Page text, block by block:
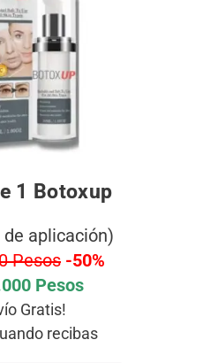
1 Botoxup
aplicación)
Pesos -50%
Pesos
Gratis!
recibas